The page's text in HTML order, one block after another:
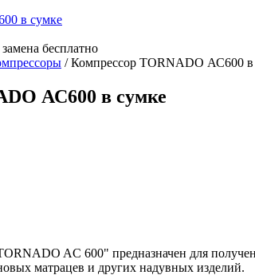
бесплатно
/Компрессор TORNADO АС600 в
АС600 в сумке
AС 600" предназначен для
матрацев и других надувных изделий.